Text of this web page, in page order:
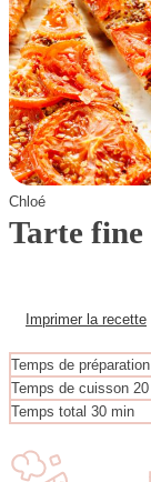
Chloé
Tarte fine
Imprimer la recette
Temps de préparation
Temps de cuisson 20
t
Temps total 30mmin